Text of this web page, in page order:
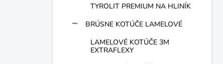
TYROLIT PREMIUM NA HLINÍK
BRÚSNE KOTÚČE LAMELOVÉ
LAMELOVÉ KOTÚČE 3M
EXTRAFLEXY